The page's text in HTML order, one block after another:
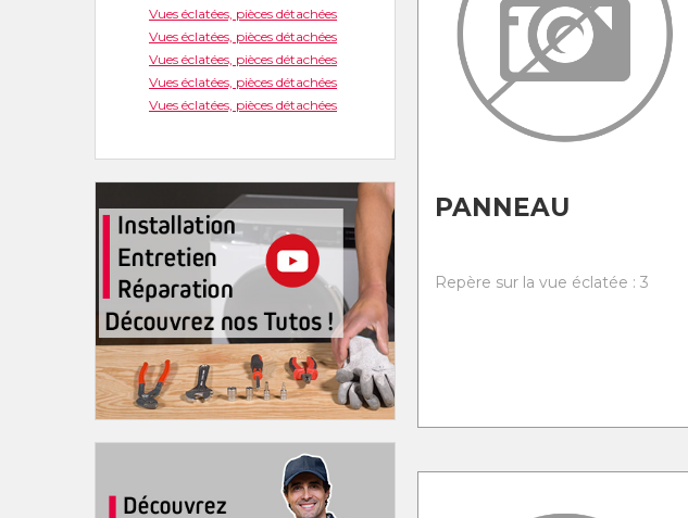
Vues éclatées, pièces détachées
Vues éclatées, pièces détachées
Vues éclatées, pièces détachées
Vues éclatées, pièces détachées
Vues éclatées, pièces détachées
PANNEAU
Repère sur la vue éclatée : 3